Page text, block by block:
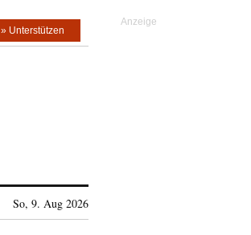
» Unterstützen
So, 9. Aug 2026